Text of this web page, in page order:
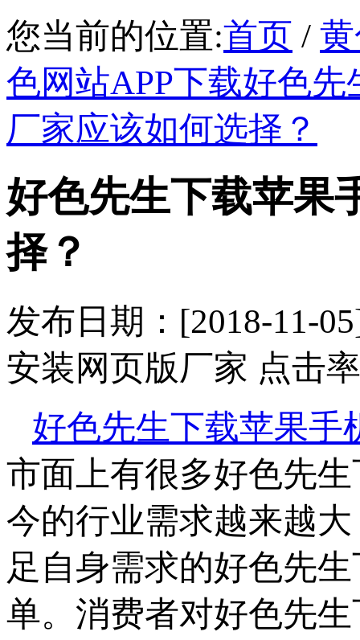
您当前的位置:首页 /
色网站APP下载好色先
厂家应该如何选择？
好色先生下载苹果
择？
发布日期：[2018-11-
安装网页版厂家 点击率
好色先生下载苹果手
市面上有很多好色先生
今的行业需求越来越大
足自身需求的好色先
单。消费者对好色